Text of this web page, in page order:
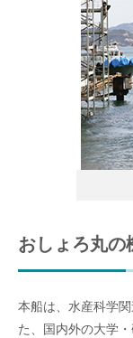
おしょろ丸の
本船は、水産科学
た、国内外の大学